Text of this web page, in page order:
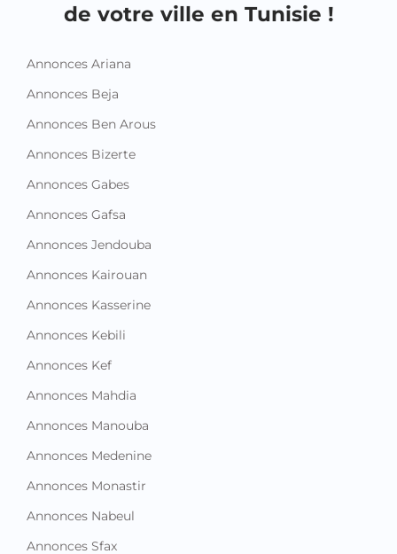
de votre ville en Tunisie !
Annonces Ariana
Annonces Beja
Annonces Ben Arous
Annonces Bizerte
Annonces Gabes
Annonces Gafsa
Annonces Jendouba
Annonces Kairouan
Annonces Kasserine
Annonces Kebili
Annonces Kef
Annonces Mahdia
Annonces Manouba
Annonces Medenine
Annonces Monastir
Annonces Nabeul
Annonces Sfax